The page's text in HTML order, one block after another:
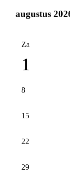
augustus
Za
1
8
15
22
29